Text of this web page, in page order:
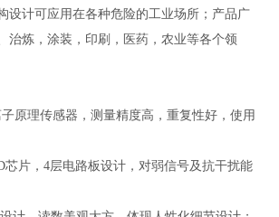
设计可应用在各种危险的工业场所；产品广
治炼，涂装，印刷，医药，农业等各个领
原理传感器，测量精度高，重复性好，使用
片，4层电路板设计，对弱信号及抗干扰能